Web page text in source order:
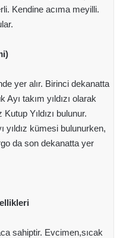
Kendine acıma meyilli.
yer alır. Birinci dekanatta
takım yıldızı olarak
Yıldızı bulunur.
yıldız kümesi bulunurken,
da son dekanatta yer
sahiptir. Evcimen,sıcak